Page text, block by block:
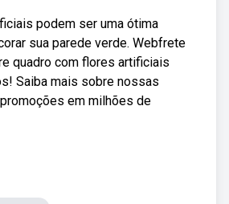
podem ser uma ótima
sua parede verde. Webfrete
quadro com flores artificiais
Saiba mais sobre nossas
em milhões de